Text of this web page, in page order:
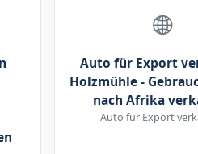
Auto für Export
Holzmühle -
nach Afrika
Auto für Export